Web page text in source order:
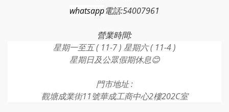
whatsapp電話:54007961
營業時間:
星期一至五 ( 11-7 ) 星期六 ( 11-4 )
星期日及公眾假期休息😊
門市地址 :
觀塘成業街11號華成工商中心2樓202C室